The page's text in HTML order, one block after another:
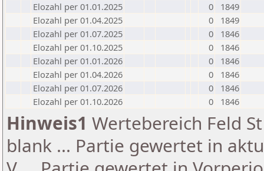
Elozahl per 01.01.2025
0
1849
Elozahl per 01.04.2025
0
1849
Elozahl per 01.07.2025
0
1846
Elozahl per 01.10.2025
0
1846
Elozahl per 01.01.2026
0
1846
Elozahl per 01.04.2026
0
1846
Elozahl per 01.07.2026
0
1846
Elozahl per 01.10.2026
0 1846
Hinweis1 Wertebereich Feld
blank ... Partie gewertet in